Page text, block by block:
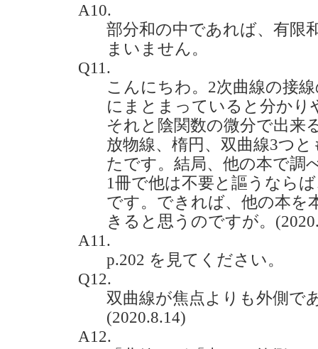
A10.
部分和の中であれば、有限
まいません。
Q11.
こんにちわ。2次曲線の接
にまとまっていると分かり
それと陰関数の微分で出来
放物線、楕円、双曲線3つ
たです。結局、他の本で調
1冊で他は不要と謳うなら
です。できれば、他の本を
きると思うのですが。
A11.
p.202 を見てください。
Q12.
双曲線が焦点よりも外側で
(2020.8.14)
A12.